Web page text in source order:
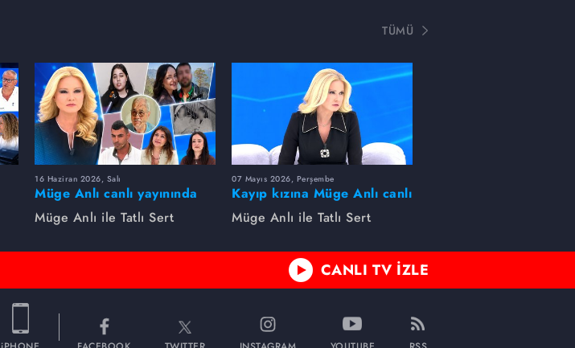
TÜMÜ
16 Haziran 2026, Salı
Müge Anlı canlı yayınında
dikkat çeken gelişmeler
yaşandı. Kayıp,
Müge Anlı ile Tatlı Sert
07 Mayıs 2026, Perşembe
Kayıp kızına Müge Anlı canlı
yayında kavuştu
Müge Anlı ile Tatlı Sert
CANLI TV İZLE